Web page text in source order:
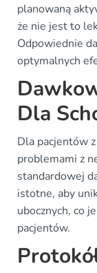
planowaną
że nie jest to
Odpowiednie
optymalnych
Dla
Dla pacjentów
problemami z
standardowej
istotne, aby
ubocznych, co
pacjentów.